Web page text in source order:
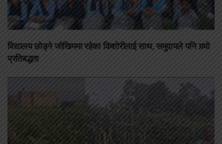
विद्यालय छोड्ने जोखिममा रहेका किशोरीलाई साथ, समुदायले पनि गर्‍यो
प्रतिबद्धता